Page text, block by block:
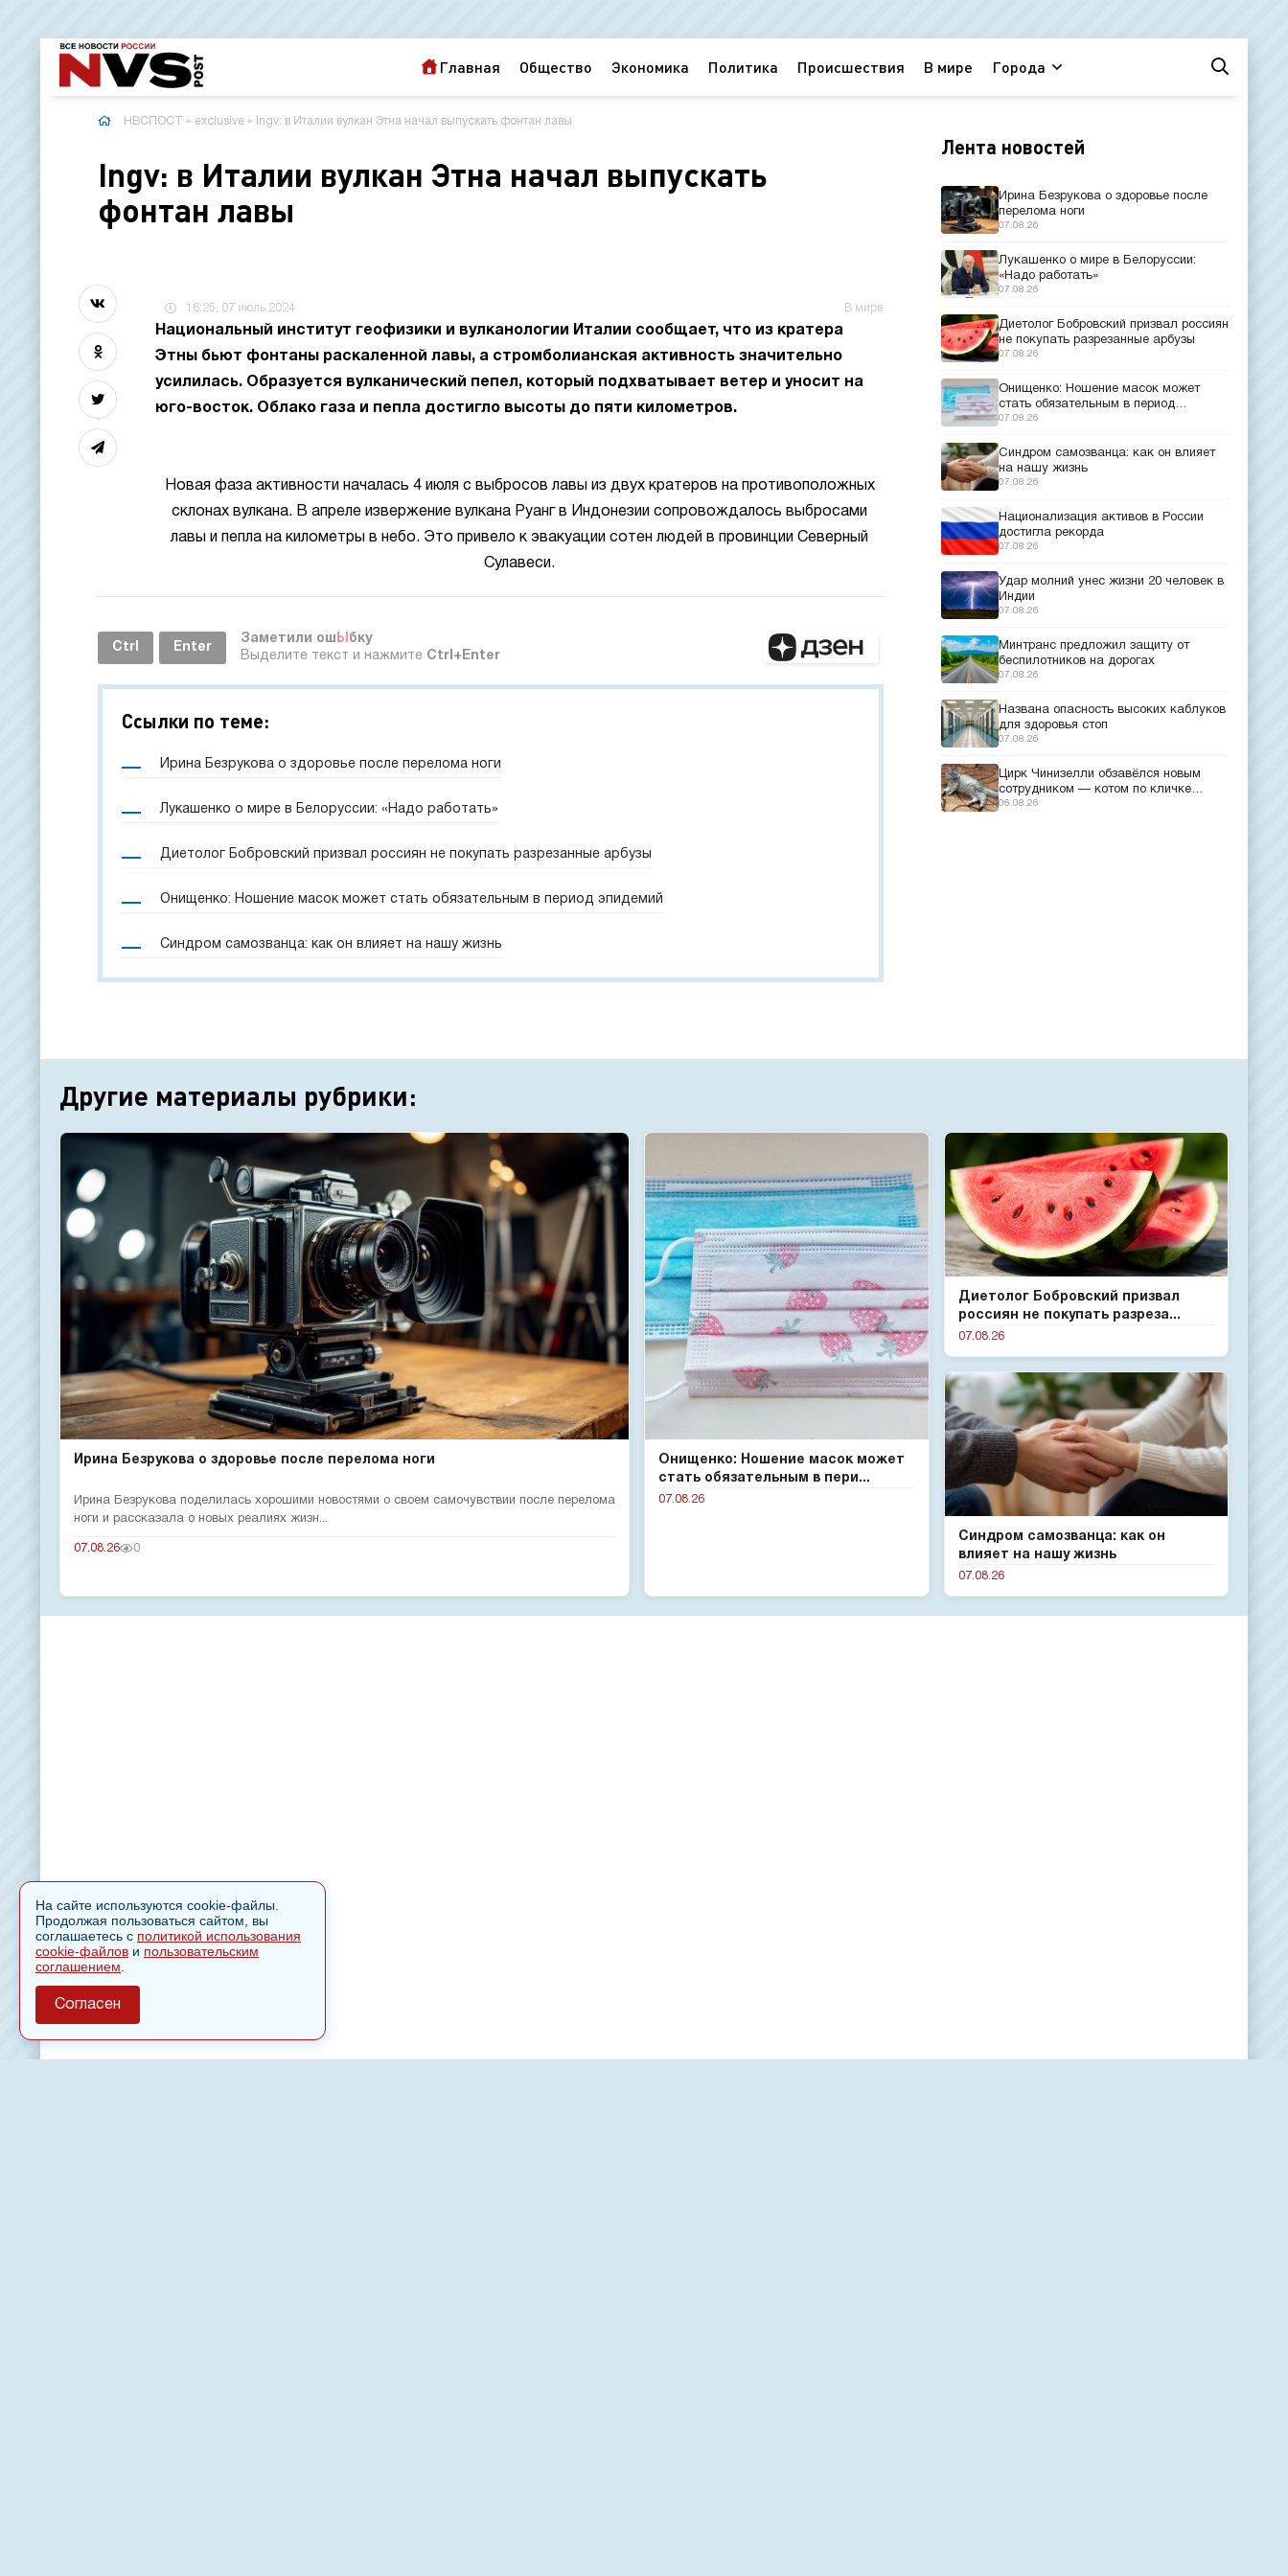
Главная Общество Экономика Политика Происшествия В мире Города
НВСПОСТ » exclusive » Ingv: в Италии вулкан Этна начал выпускать фонтан лавы
Ingv: в Италии вулкан Этна начал выпускать
фонтан лавы
16:25, 07 июль 2024 В мире
Национальный институт геофизики и вулканологии Италии сообщает, что из кратера
Этны бьют фонтаны раскаленной лавы, а стромболианская активность значительно
усилилась. Образуется вулканический пепел, который подхватывает ветер и уносит на
юго-восток. Облако газа и пепла достигло высоты до пяти километров.
Новая фаза активности началась 4 июля с выбросов лавы из двух кратеров на противоположных
склонах вулкана. В апреле извержение вулкана Руанг в Индонезии сопровождалось выбросами
лавы и пепла на километры в небо. Это привело к эвакуации сотен людей в провинции Северный
Сулавеси.
Ctrl Enter
Заметили ош Ы бку
Выделите текст и нажмите Ctrl+Enter
Ссылки по теме:
Ирина Безрукова о здоровье после перелома ноги
Лукашенко о мире в Белоруссии: «Надо работать»
Диетолог Бобровский призвал россиян не покупать разрезанные арбузы
Онищенко: Ношение масок может стать обязательным в период эпидемий
Синдром самозванца: как он влияет на нашу жизнь
Лента новостей
Ирина Безрукова о здоровье после
перелома ноги
07.08.26
Лукашенко о мире в Белоруссии:
«Надо работать»
07.08.26
Диетолог Бобровский призвал россиян
не покупать разрезанные арбузы
07.08.26
Онищенко: Ношение масок может
стать обязательным в период
эпидемий
07.08.26
Синдром самозванца: как он влияет
на нашу жизнь
07.08.26
Национализация активов в России
достигла рекорда
07.08.26
Удар молний унес жизни 20 человек в
Индии
07.08.26
Минтранс предложил защиту от
беспилотников на дорогах
07.08.26
Названа опасность высоких каблуков
для здоровья стоп
07.08.26
Цирк Чинизелли обзавёлся новым
сотрудником — котом по кличке
Манеж из Эрмитажа
06.08.26
Другие материалы рубрики:
Ирина Безрукова о здоровье после перелома ноги
Ирина Безрукова поделилась хорошими новостями о своем самочувствии после перелома
ноги и рассказала о новых реалиях жизн...
07.08.26 0
Диетолог Бобровский призвал
россиян не покупать разреза...
07.08.26
Онищенко: Ношение масок может
стать обязательным в пери...
07.08.26
Синдром самозванца: как он
влияет на нашу жизнь
07.08.26
На сайте используются cookie-файлы.
Продолжая пользоваться сайтом, вы
соглашаетесь с политикой использования
cookie-файлов и пользовательским
соглашением
Согласен